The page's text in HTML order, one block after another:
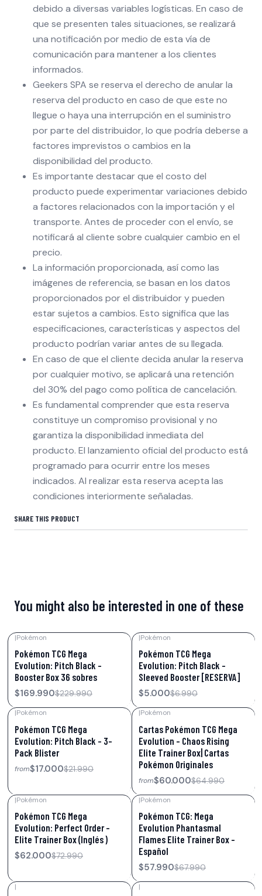
debido a diversas variables logísticas. En caso de
que se presenten tales situaciones, se realizará
una notificación por medio de esta vía de
comunicación para mantener a los clientes
informados.
Geekers SPA se reserva el derecho de anular la
reserva del producto en caso de que este no
llegue o haya una interrupción en el suministro
por parte del distribuidor, lo que podría deberse a
factores imprevistos o cambios en la
disponibilidad del producto.
Es importante destacar que el costo del
producto puede experimentar variaciones debido
a factores relacionados con la importación y el
transporte. Antes de proceder con el envío, se
notificará al cliente sobre cualquier cambio en el
precio.
La información proporcionada, así como las
imágenes de referencia, se basan en los datos
proporcionados por el distribuidor y pueden
estar sujetos a cambios. Esto significa que las
especificaciones, características y aspectos del
producto podrían variar antes de su llegada.
En caso de que el cliente decida anular la reserva
por cualquier motivo, se aplicará una retención
del 30% del pago como política de cancelación.
Es fundamental comprender que esta reserva
constituye un compromiso provisional y no
garantiza la disponibilidad inmediata del
producto. El lanzamiento oficial del producto está
programado para ocurrir entre los meses
indicados. Al realizar esta reserva acepta las
condiciones interiormente señaladas.
SHARE THIS PRODUCT
You might also be interested in one of these
|Pokémon
Pokémon TCG Mega
Evolution: Pitch Black –
Booster Box 36 sobres
$169.990$229.990
|Pokémon
Pokémon TCG Mega
Evolution: Pitch Black –
Sleeved Booster [RESERVA]
$5.000$6.990
|Pokémon
Pokémon TCG Mega
Evolution: Pitch Black – 3-
Pack Blister
from$17.000$21.990
|Pokémon
Cartas Pokémon TCG Mega
Evolution – Chaos Rising
Elite Trainer Box| Cartas
Pokémon Originales
from$60.000$64.990
|Pokémon
Pokémon TCG Mega
Evolution: Perfect Order –
Elite Trainer Box (Inglés )
$62.000$72.990
|Pokémon
Pokémon TCG: Mega
Evolution Phantasmal
Flames Elite Trainer Box –
Español
$57.990$67.990
| |